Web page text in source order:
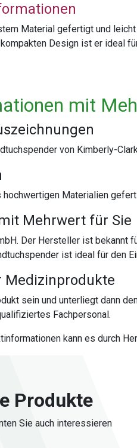
Material gefertigt und
Design ist er ideal
mit
von Kimberly-
Materialien
Mehrwert für Sie
Der Hersteller ist bekannt
ist ideal für den
Medizinprodukte
sein und unterliegt dann
Fachpersonal.
kann es durch
Produkte
Sie auch interessieren